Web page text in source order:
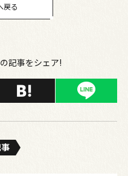
戻る
記事をシェア!